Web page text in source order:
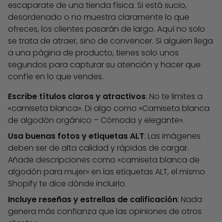
escaparate de una tienda física. Si está sucio,
desordenado o no muestra claramente lo que
ofreces, los clientes pasarán de largo. Aquí no solo
se trata de atraer, sino de convencer. Si alguien llega
a una página de producto, tienes solo unos
segundos para capturar su atención y hacer que
confíe en lo que vendes.
Escribe títulos claros y atractivos: No te limites a
«camiseta blanca». Di algo como «Camiseta blanca
de algodón orgánico – Cómoda y elegante».
Usa buenas fotos y etiquetas ALT: Las imágenes
deben ser de alta calidad y rápidas de cargar.
Añade descripciones como «camiseta blanca de
algodón para mujer» en las etiquetas ALT, el mismo
Shopify te dice dónde incluirlo.
Incluye reseñas y estrellas de calificación: Nada
genera más confianza que las opiniones de otros